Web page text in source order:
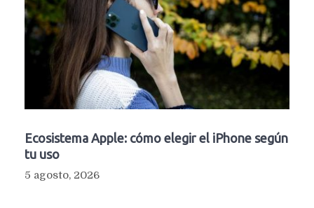
Ecosistema Apple: cómo elegir el iPhone según
tu uso
5 agosto, 2026